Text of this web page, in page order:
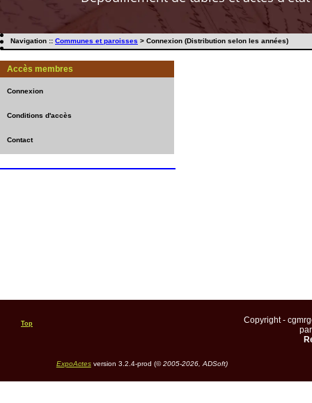
Navigation :: Communes et paroisses > Connexion (Distribution selon les années)
Accès membres
Connexion
Conditions d'accès
Contact
Top
Copyright -
ExpoActesversion 3.2.4-prod (©2005-2026, ADSoft)